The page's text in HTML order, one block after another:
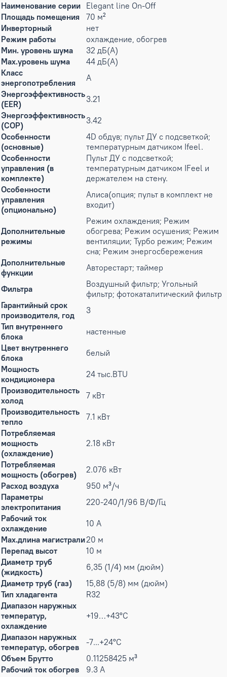
Наименование серии Elegant line On-Off
Площадь помещения
70 м²
Инверторный
нет
Режим работы
охлаждение, обогрев
Мин. уровень шума
32 дБ(А)
Max.уровень шума
44 дБ(А)
Класс
энергопотребления
A
Энергоэффективность
(EER)
3.21
Энергоэффективность
(COP)
3.42
Особенности
(основные)
4D обдув; пульт ДУ с подсветкой;
температурным датчиком Ifeel.
Особенности
управления (в
комплекте)
Пульт ДУ с подсветкой;
температурным датчиком IFeel и
держателем на стену.
Особенности
управления
(опционально)
Алиса(опция; пульт в комплект не
входит)
Дополнительные
режимы
Режим охлаждения; Режим
обогрева; Режим осушения; Режим
вентиляции; Турбо режим; Режим
сна; Режим энергосбережения
Дополнительные
функции
Авторестарт; таймер
Фильтра
Воздушный фильтр; Угольный
фильтр; фотокаталитический фильтр
Гарантийный срок
производителя, год
3
Тип внутреннего
блока
настенные
Цвет внутреннего
блока
белый
Мощность
кондиционера
24 тыс.BTU
Производительность
холод
7 кВт
Производительность
тепло
7.1 кВт
Потребляемая
мощность
(охлаждение)
2.18 кВт
Потребляемая
мощность (обогрев)
2.076 кВт
Расход воздуха
950 м³/ч
Параметры
электропитания
220-240/1/96 В/Ф/Гц
Рабочий ток
охлаждение
10 А
Max.длина магистрали20 м
Перепад высот
10 м
Диаметр труб
(жидкость)
6,35 (1/4) мм (дюйм)
Диаметр труб (газ)
15,88 (5/8) мм (дюйм)
Тип хладагента
R32
Диапазон наружных
температур,
охлаждение
+19…+43°С
Диапазон наружных
температур, обогрев
-7...+24°С
Объем Брутто
0.11258425 м³
Рабочий ток обогрев
9.3 А